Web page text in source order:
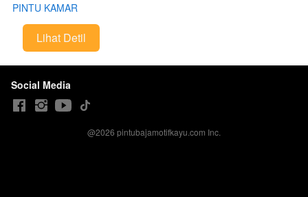
PINTU KAMAR
MANDI PVC
`Lihat Detil
Social Media
@2026 pintubajamotifkayu.com Inc.